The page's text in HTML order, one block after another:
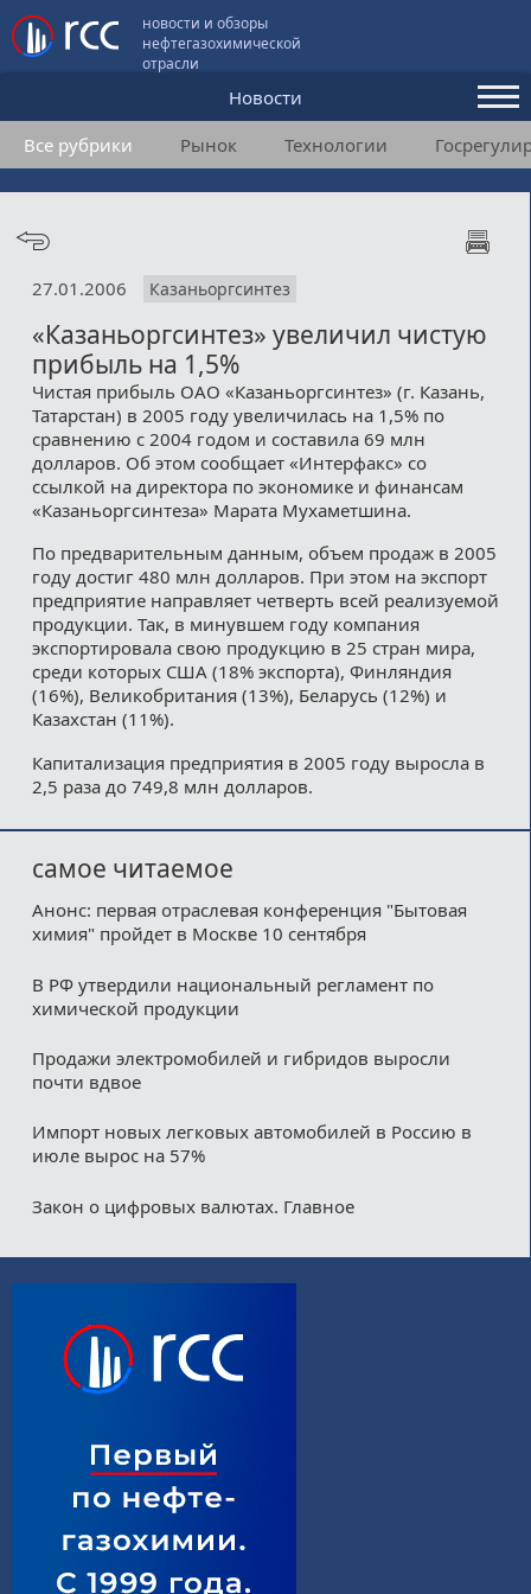
новости и обзоры
нефтегазохимической
отрасли
Новости
Аналитика и мнения
Конференции
Подписка
Пользовательское соглашение
Медиакит
Контакты
Все рубрики Рынок Технологии
27.01.2006 Казаньоргсинтез
«Казаньоргсинтез» увеличил чистую
прибыль на 1,5%
Чистая прибыль ОАО «Казаньоргсинтез» (г. Казань,
Татарстан) в 2005 году увеличилась на 1,5% по
сравнению с 2004 годом и составила 69 млн
долларов. Об этом сообщает «Интерфакс» со
ссылкой на директора по экономике и финансам
«Казаньоргсинтеза» Марата Мухаметшина.
По предварительным данным, объем продаж в 2005
году достиг 480 млн долларов. При этом на экспорт
предприятие направляет четверть всей реализуемой
продукции. Так, в минувшем году компания
экспортировала свою продукцию в 25 стран мира,
среди которых США (18% экспорта), Финляндия
(16%), Великобритания (13%), Беларусь (12%) и
Казахстан (11%).
Капитализация предприятия в 2005 году выросла в
2,5 раза до 749,8 млн долларов.
самое читаемое
Анонс: первая отраслевая конференция "Бытовая
химия" пройдет в Москве 10 сентября
В РФ утвердили национальный регламент по
химической продукции
Продажи электромобилей и гибридов выросли
почти вдвое
Импорт новых легковых автомобилей в Россию в
июле вырос на 57%
Закон о цифровых валютах. Главное